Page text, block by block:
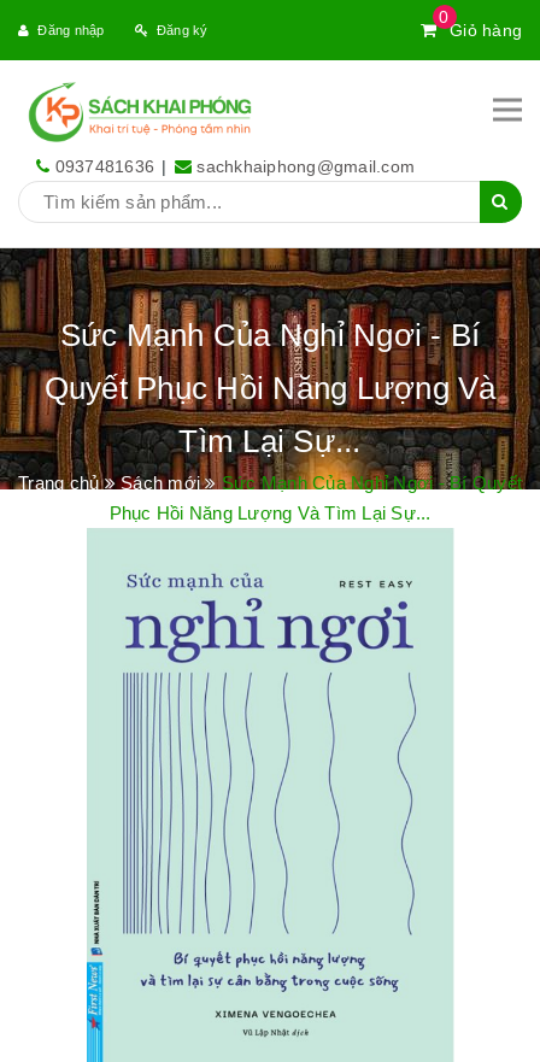
0
Giỏ hàng
Đăng nhập Đăng ký
0937481636 | sachkhaiphong@gmail.com
Sức Mạnh Của Nghỉ Ngơi - Bí
Quyết Phục Hồi Năng Lượng Và
Tìm Lại Sự...
Trang chủ Sách mới
Sức Mạnh Của Nghỉ Ngơi - Bí Quyết
Phục Hồi Năng Lượng Và Tìm Lại Sự...